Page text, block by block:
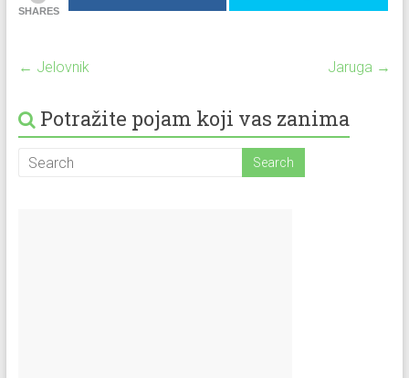
SHARES
← Jelovnik Jaruga →
Potražite pojam koji vas zanima